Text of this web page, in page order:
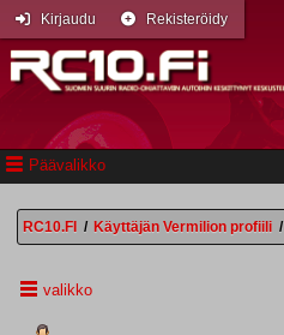
Päävalikko
Kirjaudu Rekisteröidy
RC10.FI / Käyttäjän Vermilion profiili /
valikko